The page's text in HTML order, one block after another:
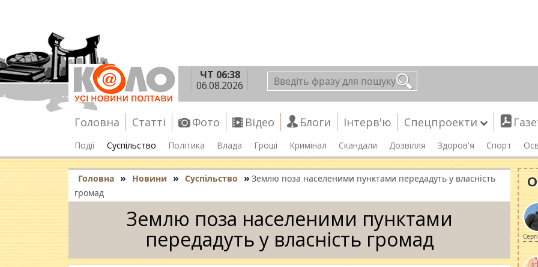
ЧТ 06:38
06.08.2026
Головна Статті Фото Відео Блоги Інтерв'ю Спецпроекти
Події Суспільство Політика Влада Гроші Кримінал Скандали Дозвілля Здоров'я Спорт
Головна » Новини » Суспільство » Землю поза населеними пунктами передадуть у власність
громад
Землю поза населеними пунктами
передадуть у власність громад